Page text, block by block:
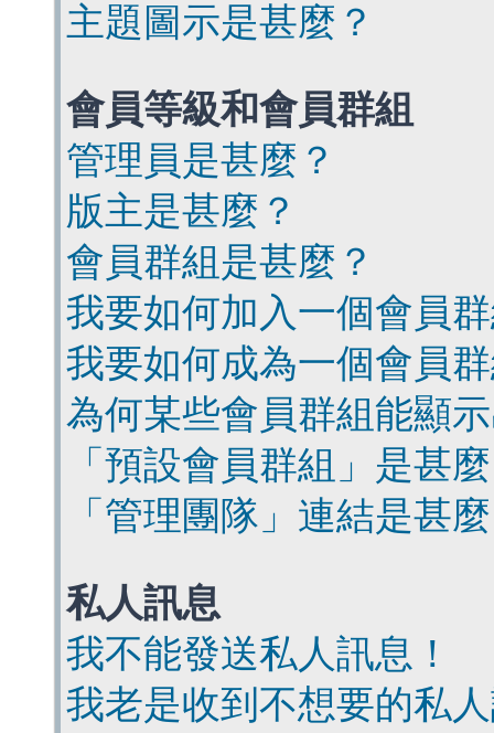
主題圖示是甚麼？
會員等級和會員群組
管理員是甚麼？
版主是甚麼？
會員群組是甚麼？
我要如何加入一個會員
我要如何成為一個會員
為何某些會員群組能顯
「預設會員群組」是甚
「管理團隊」連結是甚
私人訊息
我不能發送私人訊息！
我老是收到不想要的私